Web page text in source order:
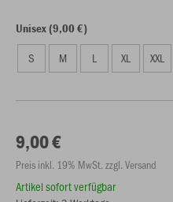
Unisex (9,00 €)
S M L XL XXL
9,00 €
Preis inkl. 19% MwSt. zzgl. Versand
Artikel sofort verfügbar